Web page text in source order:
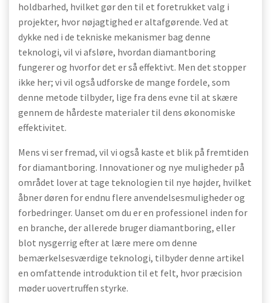
holdbarhed, hvilket gør den til et foretrukket valg i
projekter, hvor nøjagtighed er altafgørende. Ved at
dykke ned i de tekniske mekanismer bag denne
teknologi, vil vi afsløre, hvordan diamantboring
fungerer og hvorfor det er så effektivt. Men det stopper
ikke her; vi vil også udforske de mange fordele, som
denne metode tilbyder, lige fra dens evne til at skære
gennem de hårdeste materialer til dens økonomiske
effektivitet.
Mens vi ser fremad, vil vi også kaste et blik på fremtiden
for diamantboring. Innovationer og nye muligheder på
området lover at tage teknologien til nye højder, hvilket
åbner døren for endnu flere anvendelsesmuligheder og
forbedringer. Uanset om du er en professionel inden for
en branche, der allerede bruger diamantboring, eller
blot nysgerrig efter at lære mere om denne
bemærkelsesværdige teknologi, tilbyder denne artikel
en omfattende introduktion til et felt, hvor præcision
møder uovertruffen styrke.